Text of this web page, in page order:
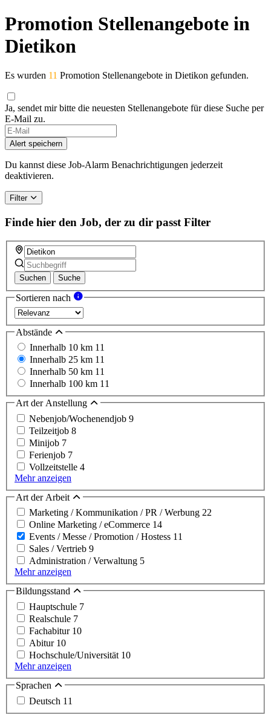
Promotion Stellenangebote in
Dietikon
Es wurden 11 Promotion Stellenangebote in Dietikon gefunden.
Ja, sendet mir bitte die neuesten Stellenangebote für diese Suche per
E-Mail zu.
Alert speichern
Du kannst diese Job-Alarm Benachrichtigungen jederzeit
deaktivieren.
Filter
Finde hier den Job, der zu dir passt Filter
Suchen Suche
Sortieren nach
Abstände
Innerhalb 10 km 11
Innerhalb 25 km 11
Innerhalb 50 km 11
Innerhalb 100 km 11
Art der Anstellung
Nebenjob/Wochenendjob 9
Teilzeitjob 8
Minijob 7
Ferienjob 7
Vollzeitstelle 4
Mehr anzeigen
Art der Arbeit
Marketing / Kommunikation / PR / Werbung 22
Online Marketing / eCommerce 14
Events / Messe / Promotion / Hostess 11
Sales / Vertrieb 9
Administration / Verwaltung 5
Mehr anzeigen
Bildungsstand
Hauptschule 7
Realschule 7
Fachabitur 10
Abitur 10
Hochschule/Universität 10
Mehr anzeigen
Sprachen
Deutsch 11